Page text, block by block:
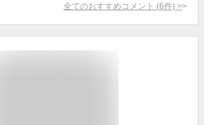
全てのおすすめコメント (6件) >